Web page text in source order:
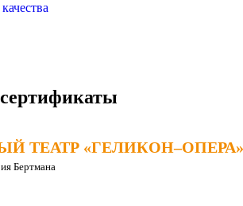
ТЕАТР «ГЕЛИКОН–ОПЕРА»
ТЕАТР «ГЕЛИКОН–ОПЕРА»
Бертмана